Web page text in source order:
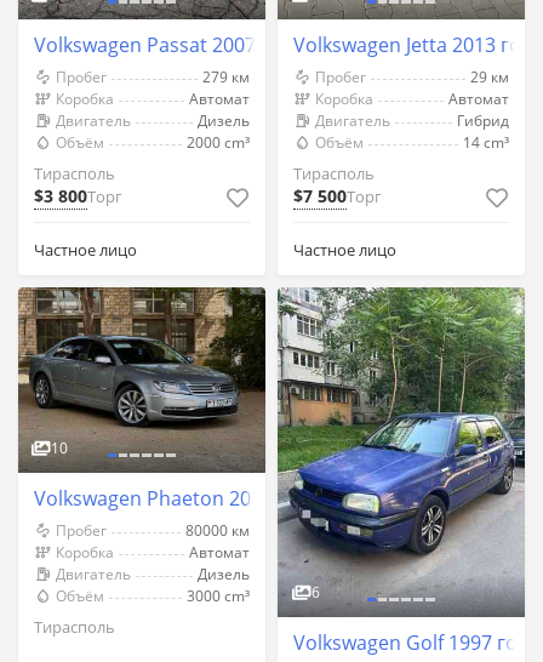
Volkswagen Passat 2007 год Тирасполь
Пробег
279 км
Коробка
Автомат
Двигатель
Дизель
Объём
2000 cm³
Тирасполь
$3 800Торг
Частное лицо
Volkswagen Jetta 2013 год
Пробег
29 км
Коробка
Автомат
Двигатель
Гибрид
Объём
14 cm³
Тирасполь
$7 500Торг
Частное лицо
10
Volkswagen Phaeton 2013 год Тирасполь
Пробег
80000 км
Коробка
Автомат
Двигатель
Дизель
Объём
3000 cm³
Тирасполь
6
Volkswagen Golf 1997 год